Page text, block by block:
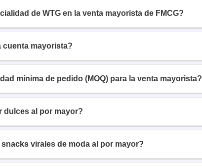
de WTG en la venta mayorista de FMCG?
cuenta mayorista?
mínima de pedido (MOQ) para la venta mayorista?
dulces al por mayor?
virales de moda al por mayor?